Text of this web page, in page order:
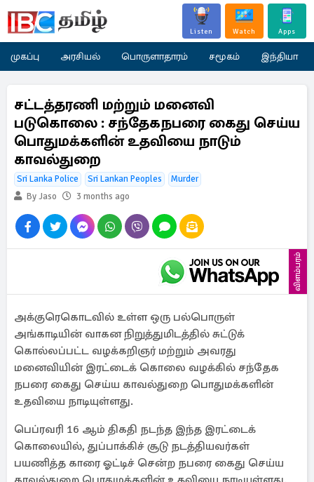
Listen Watch Apps
முகப்பு அரசியல் பொருளாதாரம் சமூகம் இந்தியா
சட்டத்தரணி மற்றும் மனைவி
படுகொலை : சந்தேகநபரை கைது செய்ய
பொதுமக்களின் உதவியை நாடும்
காவல்துறை
Sri Lanka Police Sri Lankan Peoples
Murder
By Jaso
3 months ago
விளம்பரம்
அக்குரெகொடவில் உள்ள ஒரு பல்பொருள்
அங்காடியின் வாகன நிறுத்துமிடத்தில் சுட்டுக்
கொல்லப்பட்ட வழக்கறிஞர் மற்றும் அவரது
மனைவியின் இரட்டைக் கொலை வழக்கில் சந்தேக
நபரை கைது செய்ய காவல்துறை பொதுமக்களின்
உதவியை நாடியுள்ளது.
பெப்ரவரி 16 ஆம் திகதி நடந்த இந்த இரட்டைக்
கொலையில், துப்பாக்கிச் சூடு நடத்தியவர்கள்
பயணித்த காரை ஓட்டிச் சென்ற நபரை கைது செய்ய